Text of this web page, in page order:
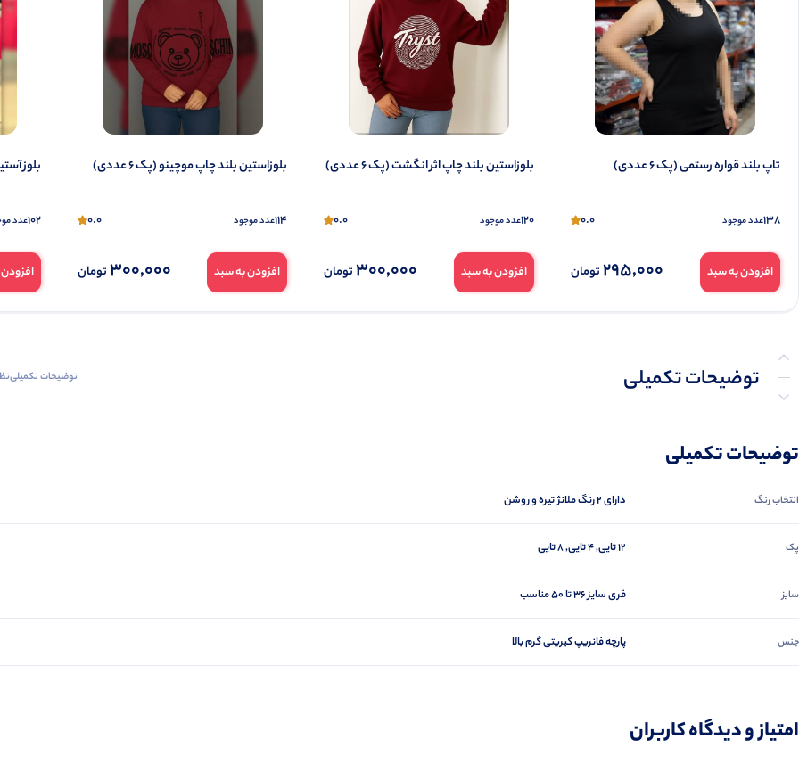
تاپ بلند قواره رستمی (پک 6 عددی)
138عدد موجود 0.0
افزودن به سبد 295,000تومان
️بلوزاستین بلند چاپ اثر انگشت (پک 6 عددی)
120عدد موجود 0.0
افزودن به سبد 300,000تومان
️بلوزاستین بلند چاپ موچینو (پک 6 عددی)
114عدد موجود 0.0
افزودن به سبد 300,000تومان
بلوز آستین‌دار
102عدد
توضیحات تکمیلی
توضیحات تکمیلی
توضیحات تکمیلی
انتخاب رنگ دارای ۲ رنگ ملانژ تیره و روشن
پک 12 تایی, 4 تایی, 8 تایی
سایز فری سایز ۳۶ تا ۵۰ مناسب
جنس پارچه فانریپ کبریتی گرم بالا
امتیاز و دیدگاه کاربران